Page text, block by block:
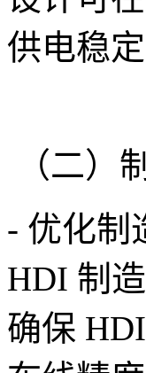
供电稳
（二）
- 优化制
HDI 制
确保